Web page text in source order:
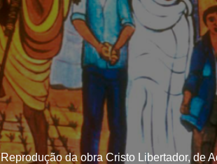
Reprodução da obra Cristo Libertador, de